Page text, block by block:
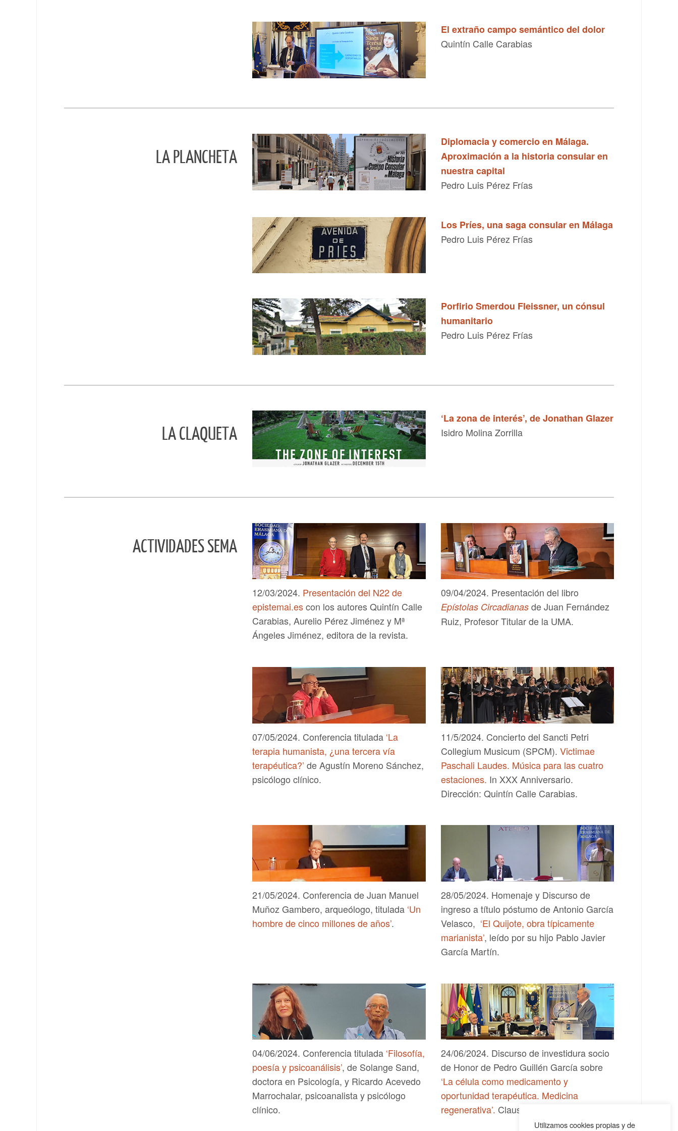
El extraño campo semántico del dolor
Quintín Calle Carabias
LA PLANCHETA
Diplomacia y comercio en Málaga.
Aproximación a la historia consular en
nuestra capital
Pedro Luis Pérez Frías
Los Príes, una saga consular en Málaga
Pedro Luis Pérez Frías
Porfirio Smerdou Fleissner, un cónsul
humanitario
Pedro Luis Pérez Frías
LA CLAQUETA
‘La zona de interés’, de Jonathan Glazer
Isidro Molina Zorrilla
ACTIVIDADES SEMA
12/03/2024. Presentación del N22 de
epistemai.escon los autores Quintín Calle
Carabias, Aurelio Pérez Jiménez y Mª
Ángeles Jiménez, editora de la revista.
09/04/2024. Presentación del libro
Epístolas Circadianasde Juan Fernández
Ruiz, Profesor Titular de la UMA.
07/05/2024. Conferencia titulada ‘La
terapia humanista, ¿una tercera vía
terapéutica?’ de Agustín Moreno Sánchez,
psicólogo clínico.
11/5/2024. Concierto del Sancti Petri
Collegium Musicum (SPCM). Victimae
Paschali Laudes. Música para las cuatro
estaciones. In XXX Anniversario.
Dirección: Quintín Calle Carabias.
21/05/2024. Conferencia de Juan Manuel
Muñoz Gambero, arqueólogo, titulada ‘Un
hombre de cinco millones de años’.
28/05/2024. Homenaje y Discurso de
ingreso a título póstumo de Antonio García
Velasco, ‘El Quijote, obra típicamente
marianista’, leído por su hijo Pablo Javier
García Martín.
04/06/2024. Conferencia titulada ‘Filosofía,
poesía y psicoanálisis’, de Solange Sand,
doctora en Psicología, y Ricardo Acevedo
Marrochalar, psicoanalista y psicólogo
clínico.
24/06/2024. Discurso de investidura socio
de Honor de Pedro Guillén García sobre
‘La célula como medicamento y
oportunidad terapéutica. Medicina
regenerativa’. Clausura del Curso 2023-24.
Utilizamos cookies propias y de